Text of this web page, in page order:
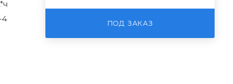
4
ПОД ЗАКАЗ